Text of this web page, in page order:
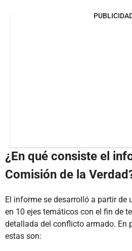
¿En qué consiste el
Comisión de la
El informe se desarrolló a partir de
en 10 ejes temáticos con el fin de
detallada del conflicto armado. En
estas son: